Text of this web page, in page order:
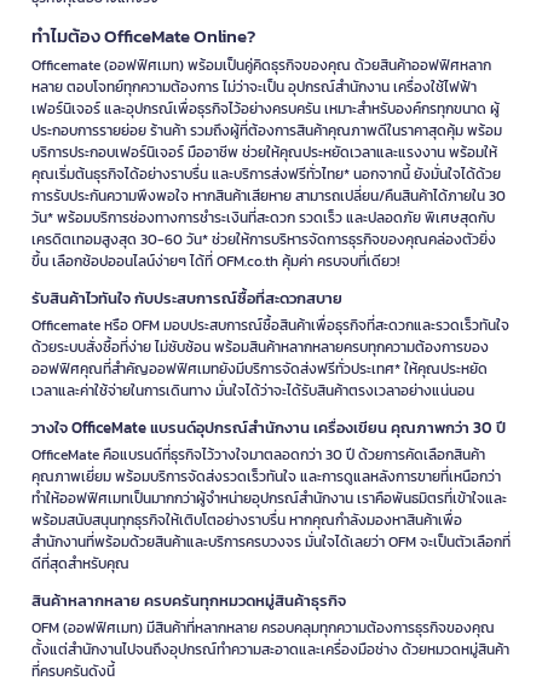
ฝ่ายอาคารสามารถใช้ Tajima ในงานตรวจเช็กห้องระบบ ซ่อมชั้นวาง ติดตั้ง
อุปกรณ์ วัดพื้นที่ปรับปรุง หรือเปิดกล่องอุปกรณ์ ช่วยให้การดูแลอาคาร
สำนักงานและพื้นที่ส่วนกลางทำได้รวดเร็วขึ้น
Tajima สำหรับคลังสินค้าและงานแพ็กพัสดุ
คลังสินค้าสามารถใช้คัตเตอร์ ใบมีดคัตเตอร์ มีด และตลับเมตร Tajima
สำหรับเปิดกล่อง ตัดบรรจุภัณฑ์ วัดขนาดสินค้า วัดพื้นที่จัดเก็บ และเตรียม
วัสดุสำหรับแพ็กหรือจัดส่งสินค้า
Tajima สำหรับโรงงานและพื้นที่ปฏิบัติงาน
โรงงานสามารถใช้เครื่องมือ Tajima สำหรับงานวัด ตัด ตรวจสอบ และซ่อม
บำรุงอุปกรณ์พื้นฐาน ช่วยให้ทีมปฏิบัติงานมีเครื่องมือพร้อมสำหรับแก้
ปัญหาเบื้องต้นและดูแลความเรียบร้อยของพื้นที่
Tajima สำหรับบ้านและ Home Office
สำหรับบ้านและ Home Office Tajima เหมาะกับงานประกอบเฟอร์นิเจอร์ วัด
แสงไม่เพียงพอในชีวิตประจำวัน
เลือก Tajima อย่างไรให้เหมาะกับงานวัด งานตัด
และงานซ่อม
การเลือกซื้อ Tajima ควรพิจารณาจากลักษณะงาน ความถี่ในการใช้งาน
วัสดุที่ต้องทำงานด้วย ระยะที่ต้องวัด และระดับความปลอดภัยของหน้างาน
สำหรับงานวัดพื้นที่: เลือกเครื่องวัดระยะทาง Tajima เมื่อต้องวัดห้อง
พื้นที่ติดตั้ง หรือระยะหน้างานที่ต้องการความรวดเร็วและแม่นยำ
สำหรับงานวัดทั่วไป:เตรียมตลับเมตร Tajima ไว้สำหรับวัดขนาดวัสดุ
เฟอร์นิเจอร์ กล่องสินค้า หรือพื้นที่ใช้งานประจำวัน
ทำไมต้อง OfficeMate Online?
Officemate (ออฟฟิศเมท) พร้อมเป็นคู่คิดธุรกิจของคุณ ด้วยสินค้าออฟฟิศหลาก
หลาย ตอบโจทย์ทุกความต้องการ ไม่ว่าจะเป็น อุปกรณ์สำนักงาน เครื่องใช้ไฟฟ้า
เฟอร์นิเจอร์ และอุปกรณ์เพื่อธุรกิจไว้อย่างครบครัน เหมาะสำหรับองค์กรทุกขนาด ผู้
ประกอบการรายย่อย ร้านค้า รวมถึงผู้ที่ต้องการสินค้าคุณภาพดีในราคาสุดคุ้ม พร้อม
บริการประกอบเฟอร์นิเจอร์ มืออาชีพ ช่วยให้คุณประหยัดเวลาและแรงงาน พร้อมให้
คุณเริ่มต้นธุรกิจได้อย่างราบรื่น และบริการส่งฟรีทั่วไทย* นอกจากนี้ ยังมั่นใจได้ด้วย
การรับประกันความพึงพอใจ หากสินค้าเสียหาย สามารถเปลี่ยน/คืนสินค้าได้ภายใน 30
วัน* พร้อมบริการช่องทางการชำระเงินที่สะดวก รวดเร็ว และปลอดภัย พิเศษสุดกับ
เครดิตเทอมสูงสุด 30-60 วัน* ช่วยให้การบริหารจัดการธุรกิจของคุณคล่องตัวยิ่ง
ขึ้น เลือกช้อปออนไลน์ง่ายๆ ได้ที่ OFM.co.th คุ้มค่า ครบจบที่เดียว!
รับสินค้าไวทันใจ กับประสบการณ์ซื้อที่สะดวกสบาย
Officemate หรือ OFM มอบประสบการณ์ซื้อสินค้าเพื่อธุรกิจที่สะดวกและรวดเร็วทันใจ
ด้วยระบบสั่งซื้อที่ง่าย ไม่ซับซ้อน พร้อมสินค้าหลากหลายครบทุกความต้องการของ
ออฟฟิศคุณที่สำคัญออฟฟิศเมทยังมีบริการจัดส่งฟรีทั่วประเทศ* ให้คุณประหยัด
เวลาและค่าใช้จ่ายในการเดินทาง มั่นใจได้ว่าจะได้รับสินค้าตรงเวลาอย่างแน่นอน
วางใจ OfficeMate แบรนด์อุปกรณ์สำนักงาน เครื่องเขียน คุณภาพกว่า 30 ปี
OfficeMate คือแบรนด์ที่ธุรกิจไว้วางใจมาตลอดกว่า 30 ปี ด้วยการคัดเลือกสินค้า
คุณภาพเยี่ยม พร้อมบริการจัดส่งรวดเร็วทันใจ และการดูแลหลังการขายที่เหนือกว่า
ทำให้ออฟฟิศเมทเป็นมากกว่าผู้จำหน่ายอุปกรณ์สำนักงาน เราคือพันธมิตรที่เข้าใจและ
พร้อมสนับสนุนทุกธุรกิจให้เติบโตอย่างราบรื่น หากคุณกำลังมองหาสินค้าเพื่อ
สำนักงานที่พร้อมด้วยสินค้าและบริการครบวงจร มั่นใจได้เลยว่า OFM จะเป็นตัวเลือกที่
ดีที่สุดสำหรับคุณ
สินค้าหลากหลาย ครบครันทุกหมวดหมู่สินค้าธุรกิจ
OFM (ออฟฟิศเมท) มีสินค้าที่หลากหลาย ครอบคลุมทุกความต้องการธุรกิจของคุณ
ตั้งแต่สำนักงานไปจนถึงอุปกรณ์ทำความสะอาดและเครื่องมือช่าง ด้วยหมวดหมู่สินค้า
ที่ครบครันดังนี้